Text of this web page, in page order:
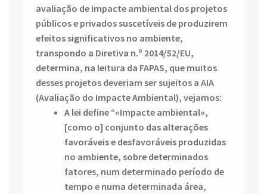
avaliação de impacte ambiental dos projetos
públicos e privados suscetíveis de produzirem
efeitos significativos no ambiente,
transpondo a Diretiva n.º 2014/52/EU,
determina, na leitura da FAPAS, que muitos
desses projetos deveriam ser sujeitos a AIA
(Avaliação do Impacte Ambiental), vejamos:
A lei define “«Impacte ambiental»,
[como o] conjunto das alterações
favoráveis e desfavoráveis produzidas
no ambiente, sobre determinados
fatores, num determinado período de
tempo e numa determinada área,